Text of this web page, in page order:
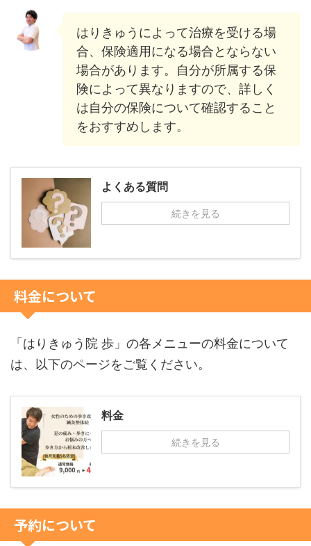
はりきゅうによって治療を受ける場
合、保険適用になる場合とならない
場合があります。自分が所属する保
険によって異なりますので、詳しく
は自分の保険について確認すること
をおすすめします。
よくある質問
続きを見る
料金について
「はりきゅう院 歩」の各メニューの料金について
は、以下のページをご覧ください。
料金
続きを見る
予約について